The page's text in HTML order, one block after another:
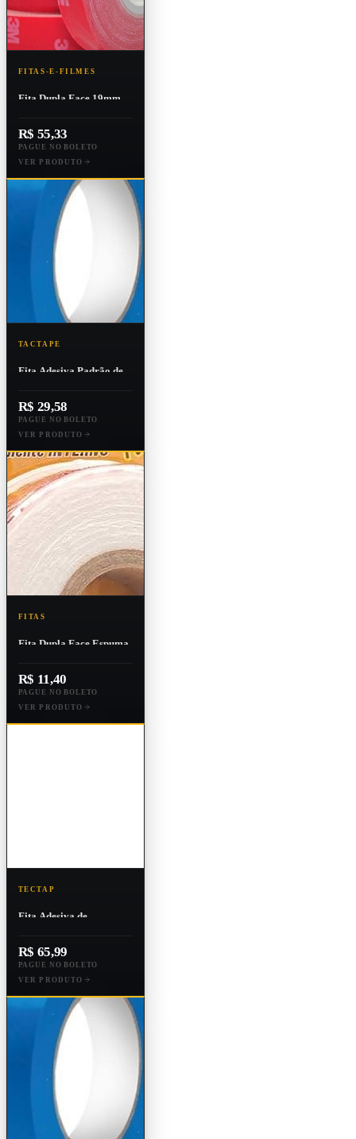
FITAS-E-FILMES
Fita Dupla Face 19mm
Vhb
R$ 55,33
PAGUE NO BOLETO
VER PRODUTO
TACTAPE
Fita Adesiva Padrão de
19mmx50mts
R$ 29,58
PAGUE NO BOLETO
VER PRODUTO
FITAS
Fita Dupla Face Espuma
X 2m - Adesivo Forte
R$ 11,40
PAGUE NO BOLETO
VER PRODUTO
TECTAP
Fita Adesiva de
Resistência Mopp 48mm
X 55m
R$ 65,99
PAGUE NO BOLETO
VER PRODUTO